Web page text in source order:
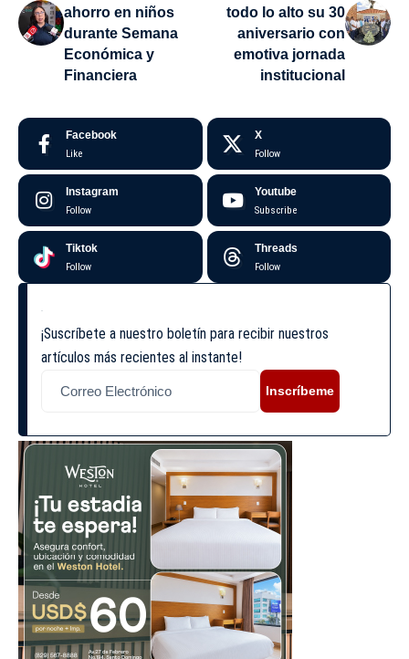
ahorro en niños
durante Semana
Económica y
Financiera
todo lo alto su 30
aniversario con
emotiva jornada
institucional
Facebook
Like
X
Follow
Instagram
Follow
Youtube
Subscribe
Tiktok
Follow
Threads
Follow
¡Suscríbete a nuestro boletín para recibir nuestros
artículos más recientes al instante!
Inscríbeme